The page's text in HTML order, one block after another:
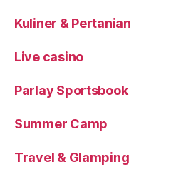
Kuliner & Pertanian
Live casino
Parlay Sportsbook
Summer Camp
Travel & Glamping